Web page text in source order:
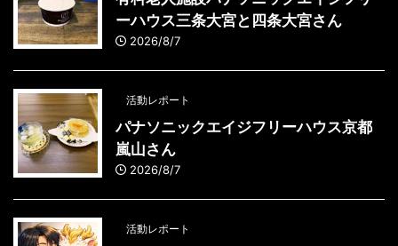
ーハウス三条大宮と四条大宮さん
2026/8/7
活動レポート
パナソニックエイジフリーハウス京都
嵐山さん
2026/8/7
活動レポート